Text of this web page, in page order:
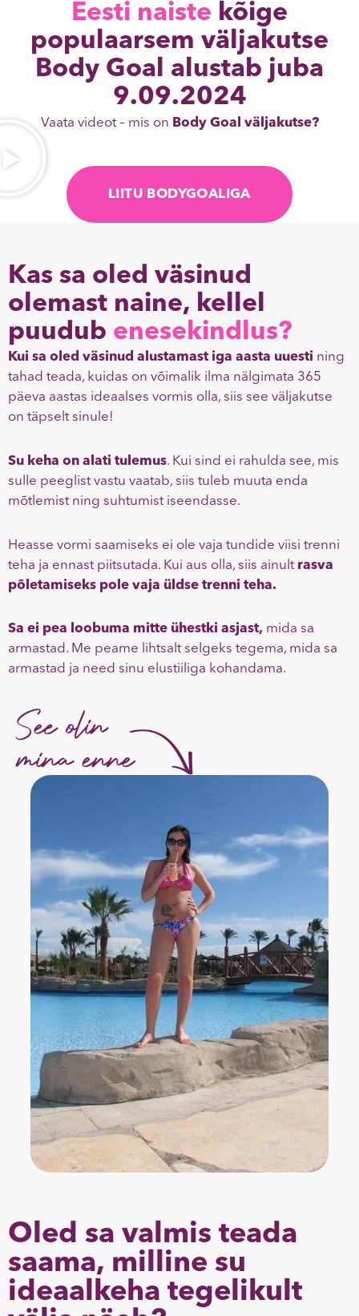
Eesti naiste kõige
populaarsem väljakutse
Body Goal alustab juba
9.09.2024
Vaata videot – mis on Body Goal väljakutse?
LIITU BODYGOALIGA
Kas sa oled väsinud
olemast naine, kellel
puudub enesekindlus?
Kui sa oled väsinud alustamast iga aasta uuesti ning
tahad teada, kuidas on võimalik ilma nälgimata 365
päeva aastas ideaalses vormis olla, siis see väljakutse
on täpselt sinule!
Su keha on alati tulemus. Kui sind ei rahulda see, mis
sulle peeglist vastu vaatab, siis tuleb muuta enda
mõtlemist ning suhtumist iseendasse.
Heasse vormi saamiseks ei ole vaja tundide viisi trenni
teha ja ennast piitsutada. Kui aus olla, siis ainult rasva
põletamiseks pole vaja üldse trenni teha.
Sa ei pea loobuma mitte ühestki asjast, mida sa
armastad. Me peame lihtsalt selgeks tegema, mida sa
armastad ja need sinu elustiiliga kohandama.
Oled sa valmis teada
saama, milline su
ideaalkeha tegelikult